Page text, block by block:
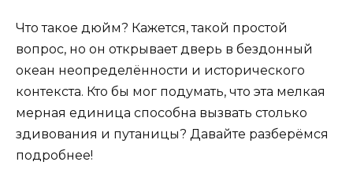
Что такое дюйм? Кажется, такой простой
вопрос, но он открывает дверь в бездонный
океан неопределённости и исторического
контекста. Кто бы мог подумать, что эта мелкая
мерная единица способна вызвать столько
здивования и путаницы? Давайте разберёмся
подробнее!